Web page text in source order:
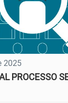
2025
PROCESSO